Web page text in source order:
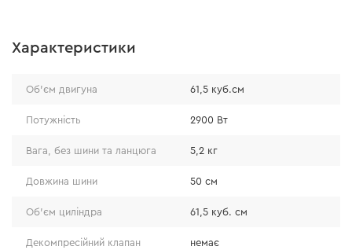
Характеристики
Об'єм двигуна 61,5 куб.см
Потужність 2900 Вт
Вага, без шини та ланцюга 5,2 кг
Довжина шини 50 см
Об'єм циліндра 61,5 куб. см
Декомпресійний клапан немає